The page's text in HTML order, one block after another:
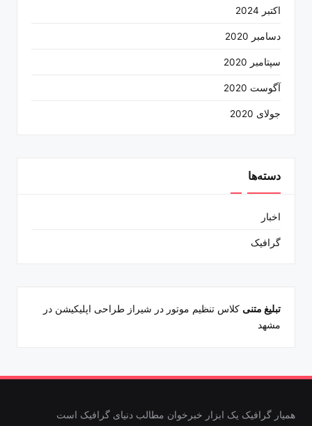
اکتبر 2024
دسامبر 2020
سپتامبر 2020
آگوست 2020
جولای 2020
دسته‌ها
اخبار
گرافیک
تبلیغ متنی کلاس تنظیم موتور در شیراز طراحی اپلیکیشن در
مشهد
همیار گرافیک یک ابزار خبرخوان مطالب دنیای گرافیک است